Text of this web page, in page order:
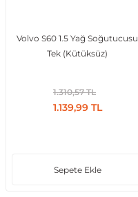
Volvo S60 1.5 Yağ Soğutucusu
Tek (Kütüksüz)
1.310,57 TL
1.139,99 TL
Sepete Ekle